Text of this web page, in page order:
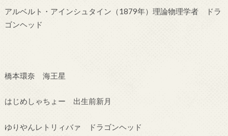
アルベルト・アインシュタイン（1879年）理論物理学者 ドラ
ゴンヘッド
橋本環奈 海王星
はじめしゃちょー 出生前新月
ゆりやんレトリィバァ ドラゴンヘッド